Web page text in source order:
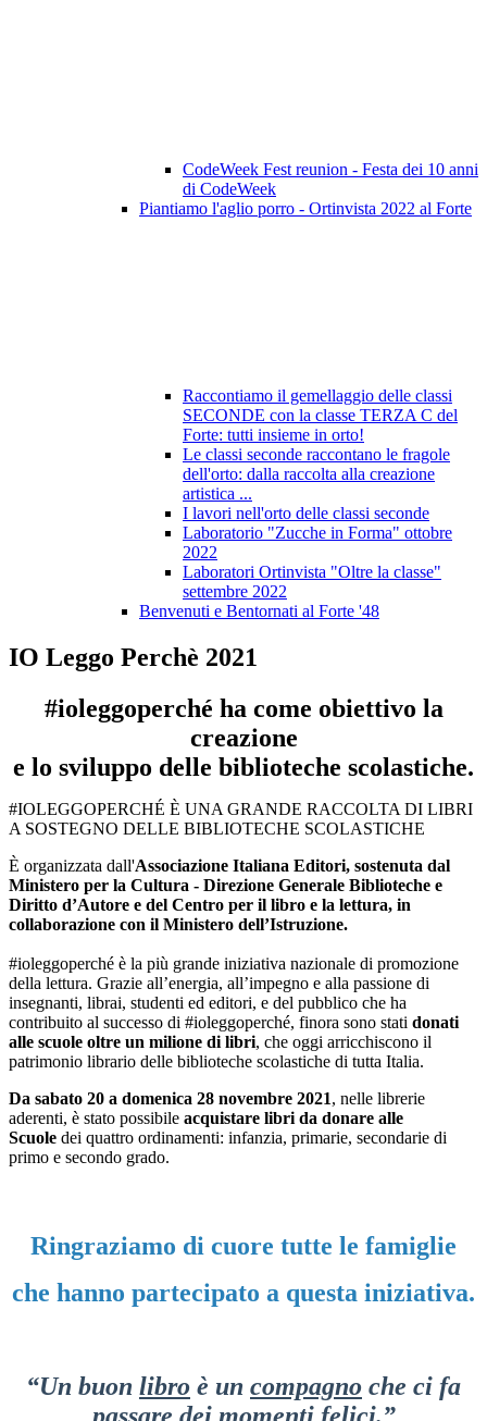
CodeWeek Fest reunion - Festa dei 10 anni
di CodeWeek
Piantiamo l'aglio porro - Ortinvista 2022 al Forte
Raccontiamo il gemellaggio delle classi
SECONDE con la classe TERZA C del
Forte: tutti insieme in orto!
Le classi seconde raccontano le fragole
dell'orto: dalla raccolta alla creazione
artistica ...
I lavori nell'orto delle classi seconde
Laboratorio "Zucche in Forma" ottobre
2022
Laboratori Ortinvista "Oltre la classe"
settembre 2022
Benvenuti e Bentornati al Forte '48
IO Leggo Perchè 2021
#ioleggoperché ha come obiettivo la
creazione
e lo sviluppo delle biblioteche scolastiche.
#IOLEGGOPERCHÉ È UNA GRANDE RACCOLTA DI LIBRI
A SOSTEGNO DELLE BIBLIOTECHE SCOLASTICHE
È organizzata dall'Associazione Italiana Editori, sostenuta dal
Ministero per la Cultura - Direzione Generale Biblioteche e
Diritto d’Autore e del Centro per il libro e la lettura, in
collaborazione con il Ministero dell’Istruzione.
#ioleggoperché è la più grande iniziativa nazionale di promozione
della lettura. Grazie all’energia, all’impegno e alla passione di
insegnanti, librai, studenti ed editori, e del pubblico che ha
contribuito al successo di #ioleggoperché, finora sono stati donati
alle scuole oltre un milione di libri, che oggi arricchiscono il
patrimonio librario delle biblioteche scolastiche di tutta Italia.
Da sabato 20 a domenica 28 novembre 2021, nelle librerie
aderenti, è stato possibile acquistare libri da donare alle
Scuole dei quattro ordinamenti: infanzia, primarie, secondarie di
primo e secondo grado.
Ringraziamo di cuore tutte le famiglie
che hanno partecipato a questa iniziativa.
“Un buon libro è un compagno che ci fa